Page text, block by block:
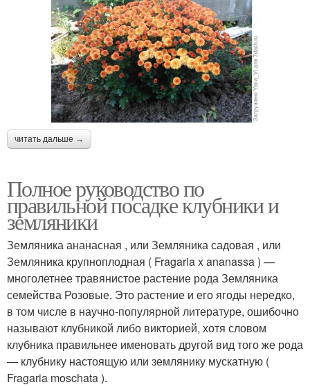
читать дальше →
Полное руководство по
правильной посадке клубники и
земляники
Земляника ананасная , или Земляника садовая , или
Земляника крупноплодная ( Fragaria x ananassa ) —
многолетнее травянистое растение рода Земляника
семейства Розовые. Это растение и его ягоды нередко,
в том числе в научно-популярной литературе, ошибочно
называют клубникой либо викторией, хотя словом
клубника правильнее именовать другой вид того же рода
— клубнику настоящую или землянику мускатную (
Fragaria moschata ).